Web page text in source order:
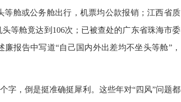
舱或公务舱出行，机票均公款报销；江西省质
等舱竟达到106次；已被查处的广东省珠海市委
报告中写道“自己国内外出差均不坐头等舱”，
字，倒是挺准确挺犀利。这些年对“四风”问题都